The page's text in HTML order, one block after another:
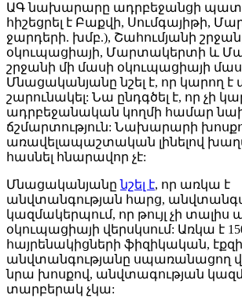
ԱԳ նախարարը ադրբեջանցի
հիշեցրել է Բաքվի, Սումգայիթի,
ջարդերի. խմբ.), Շահումյանի
օկուպացիայի, Մարտակերտի և
շրջանի մի մասի օկուպացիայի
Մնացականյանը նշել է, որ կարող է
շարունակել: Նա ընդգծել է, որ չի
ադրբեջանական կողմի համար
ճշմարտություն: Նախարարի
առավելապաշտական լինելով
հասնել հնարավոր չէ:
Մնացականյանընշել է, որ առկա է
անվտանգության հարց,
կազմակերպում, որ թույլ չի տալիս
օկուպացիայի վերսկսում: Առկա է
հայրենակիցների ֆիզիկական,
անվտանգությանը սպառանացող
նրա խոսքով, անվտագության
տարբերակ չկա: